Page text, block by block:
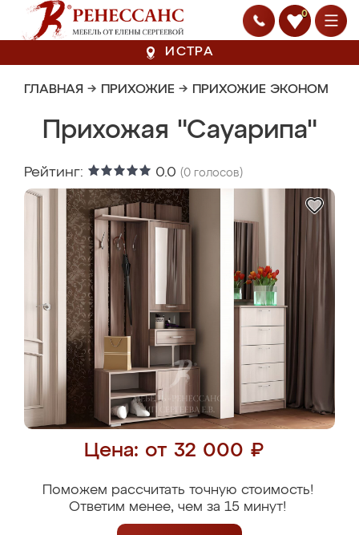
0
ИСТРА
ГЛАВНАЯ → ПРИХОЖИЕ → ПРИХОЖИЕ ЭКОНОМ
Прихожая "Сауарипа"
Рейтинг: 0.0 (0 голосов)
Цена: от 32 000 ₽
Поможем рассчитать точную стоимость!
Ответим менее, чем за 15 минут!